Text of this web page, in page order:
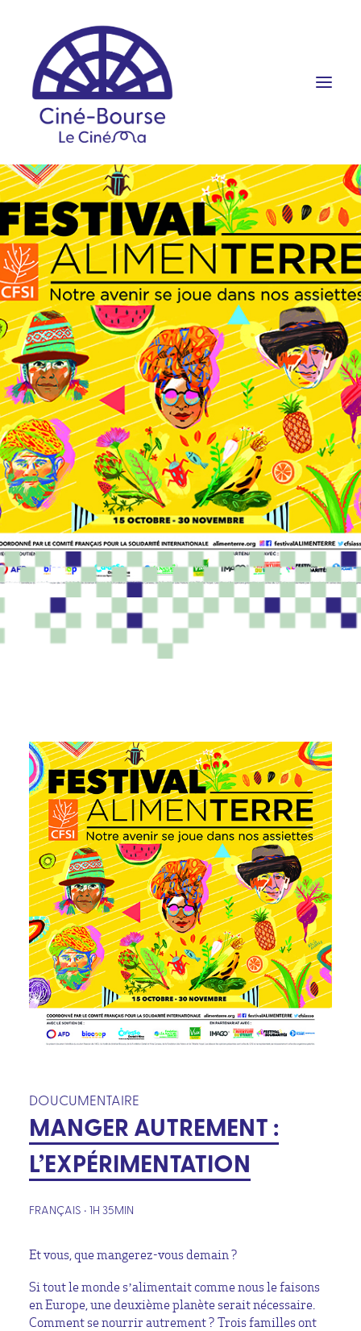
FILMS ET HORAIRES
ÉVÉNEMENTS
SCOLAIRES
PRATIQUE
RÉSERVATION
PROGRAMME
DOUCUMENTAIRE
MANGER AUTREMENT :
L’EXPÉRIMENTATION
FRANÇAIS • 1H 35MIN
Et vous, que mangerez-vous demain ?
Si tout le monde s’alimentait comme nous le faisons
en Europe, une deuxième planète serait nécessaire.
Comment se nourrir autrement ? Trois familles ont